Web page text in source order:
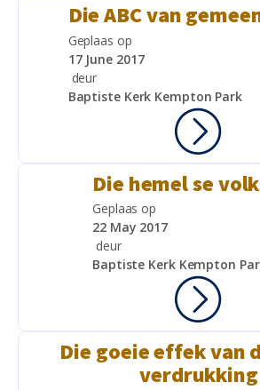
Die ABC van
Geplaas op
17 June 2017
deur
Baptiste Kerk Kempton Park
Die hemel se
Geplaas op
22 May 2017
deur
Baptiste Kerk Kempton
Die goeie effek van
verdrukking